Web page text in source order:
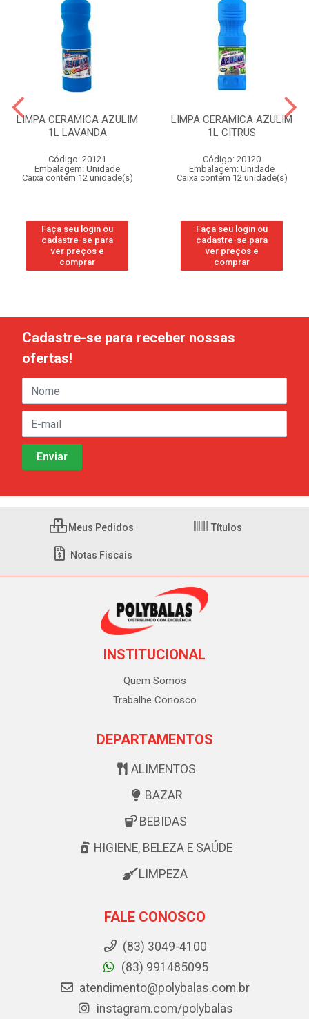
LIMPA CERAMICA AZULIM
1L LAVANDA
Código: 20121
Embalagem: Unidade
Caixa contém 12 unidade(s)
Faça seu login ou
cadastre-se para
ver preços e
comprar
LIMPA CERAMICA AZULIM
1L CITRUS
Código: 20120
Embalagem: Unidade
Caixa contém 12 unidade(s)
Faça seu login ou
cadastre-se para
ver preços e
comprar
Cadastre-se para receber nossas
ofertas!
Meus Pedidos Títulos
Notas Fiscais
INSTITUCIONAL
Quem Somos
Trabalhe Conosco
DEPARTAMENTOS
ALIMENTOS
BAZAR
BEBIDAS
HIGIENE, BELEZA E SAÚDE
LIMPEZA
FALE CONOSCO
(83) 3049-4100
(83) 991485095
atendimento@polybalas.com.br
instagram.com/polybalas